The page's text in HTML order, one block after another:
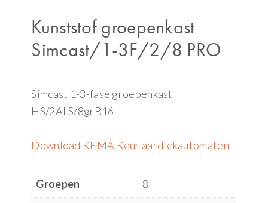
Kunststof groepenkast
Simcast/1-3F/2/8 PRO
Simcast 1-3-fase groepenkast
HS/2ALS/8grB16
Download KEMA Keur aardlekautomaten
Groepen
8